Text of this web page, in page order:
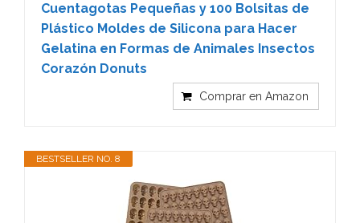
Cuentagotas Pequeñas y 100 Bolsitas de
Plástico Moldes de Silicona para Hacer
Gelatina en Formas de Animales Insectos
Corazón Donuts
Comprar en Amazon
BESTSELLER NO. 8